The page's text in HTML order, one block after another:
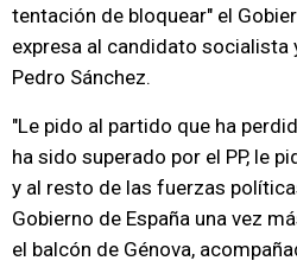
tentación de bloquear" el
expresa al candidato socialista
Pedro Sánchez.
"Le pido al partido que ha
ha sido superado por el PP, le
y al resto de las fuerzas
Gobierno de España una vez
el balcón de Génova,